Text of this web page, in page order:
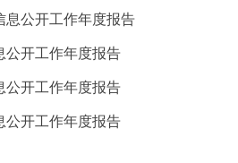
息公开工作年度报告
公开工作年度报告
公开工作年度报告
公开工作年度报告